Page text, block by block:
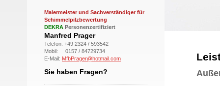
Malermeister und Sachverständiger für
Schimmelpilzbewertung
DEKRA Personenzertifiziert
Manfred Prager
Telefon: +49 2324 / 593542
Mobil: 0157 / 84729734
E-Mail: MfbPrager@hotmail.com
Sie haben Fragen?